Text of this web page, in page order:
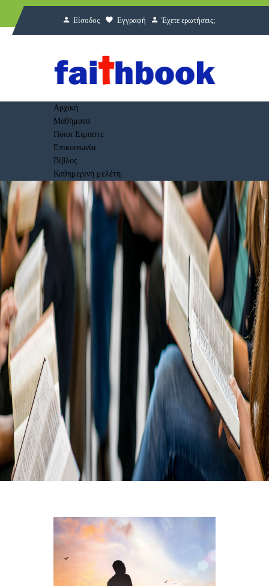
Είσοδος Εγγραφή Έχετε ερωτήσεις;
Αρχική
Μαθήματα
Ποιοι Είμαστε
Επικοινωνία
Βίβλος
Καθημερινή μελέτη